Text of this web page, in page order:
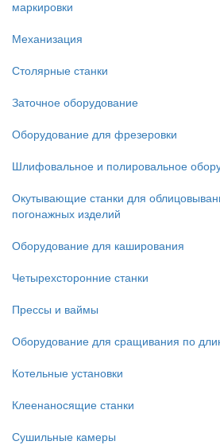
маркировки
Механизация
Столярные станки
Заточное оборудование
Оборудование для фрезеровки
Шлифовальное и полировальное
Окутывающие станки для
погонажных изделий
Оборудование для каширования
Четырехсторонние станки
Прессы и ваймы
Оборудование для сращивания по
Котельные установки
Клеенаносящие станки
Сушильные камеры